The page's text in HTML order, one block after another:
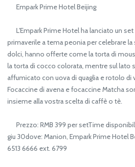
Empark Prime Hotel Beijing
L'Empark Prime Hotel ha lanciato un
primaverile a tema peonia per celebrare
dolci, hanno offerte come la torta di
la torta di cocco colorata, mentre sul lato
affumicato con uova di quaglia e rotolo di
Focaccine di avena e focaccine Matcha
insieme alla vostra scelta di caffè o tè.
Prezzo: RMB 399 per setTime
giu 30dove: Manion, Empark Prime Hotel
6513 6666 ext. 6799